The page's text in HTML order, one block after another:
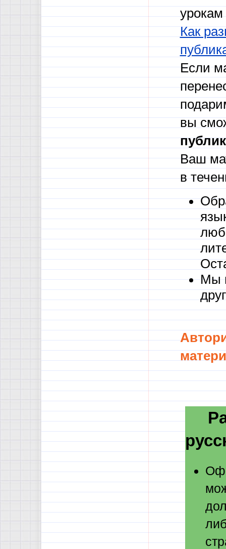
урокам
Как
Если
вы
Ваш
в
Мы